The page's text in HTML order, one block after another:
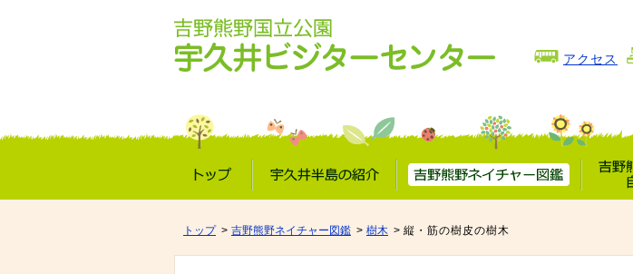
アクセス
トップ 吉野熊野ネイチャー図鑑 樹木 縦・筋の樹皮の樹木